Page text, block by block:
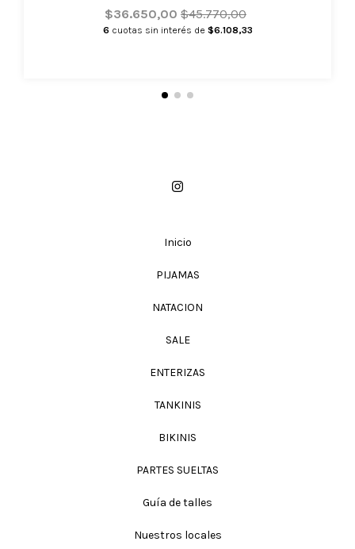
$36.650,00 $45.770,00
6 cuotas sin interés de $6.108,33
Inicio
PIJAMAS
NATACION
SALE
ENTERIZAS
TANKINIS
BIKINIS
PARTES SUELTAS
Guía de talles
Nuestros locales